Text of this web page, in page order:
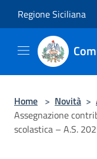
Regione Siciliana
Home > Novità >
Assegnazione
scolastica – A.S.